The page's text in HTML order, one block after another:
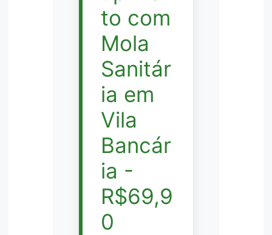
to com
Mola
Sanitár
ia em
Vila
Bancár
ia -
R$69,9
0